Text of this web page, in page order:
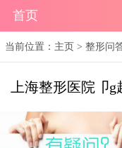
首页
当前位置： 主页 >整形问
上海整形医院卩